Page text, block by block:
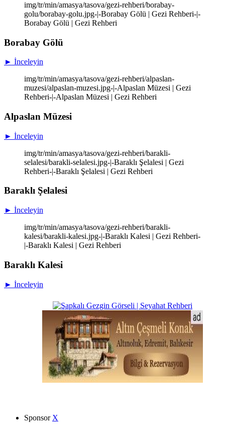
img/tr/min/amasya/tasova/gezi-rehberi/borabay-
golu/borabay-golu.jpg-|-Borabay Gölü | Gezi Rehberi-|-
Borabay Gölü | Gezi Rehberi
Borabay Gölü
► İnceleyin
img/tr/min/amasya/tasova/gezi-rehberi/alpaslan-
muzesi/alpaslan-muzesi.jpg-|-Alpaslan Müzesi | Gezi
Rehberi-|-Alpaslan Müzesi | Gezi Rehberi
Alpaslan Müzesi
► İnceleyin
img/tr/min/amasya/tasova/gezi-rehberi/barakli-
selalesi/barakli-selalesi.jpg-|-Baraklı Şelalesi | Gezi
Rehberi-|-Baraklı Şelalesi | Gezi Rehberi
Baraklı Şelalesi
► İnceleyin
img/tr/min/amasya/tasova/gezi-rehberi/barakli-
kalesi/barakli-kalesi.jpg-|-Baraklı Kalesi | Gezi Rehberi-
|-Baraklı Kalesi | Gezi Rehberi
Baraklı Kalesi
► İnceleyin
Sponsor X